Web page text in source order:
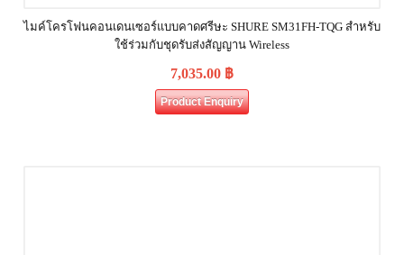
ไมค์โครโฟนคอนเดนเซอร์แบบคาดศรีษะ SHURE SM31FH‐TQG สำหรับ
ใช้ร่วมกับชุดรับส่งสัญญาน Wireless
7,035.00 ฿
Product Enquiry